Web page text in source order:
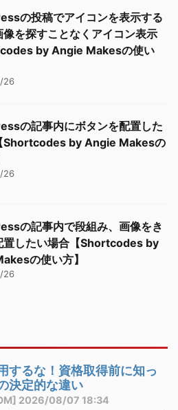
の投稿でアイコンを表示する
像を探すことなくアイコン表示
by Angie Makesの使い
26
の記事内にボタンを配置した
Shortcodes by Angie Makesの
26
の記事内で段組み、画像をき
置したい場合【Shortcodes by
の使い方】
26
するな！資格取得前に知っ
決定的な違い
2026/08/07 18:34